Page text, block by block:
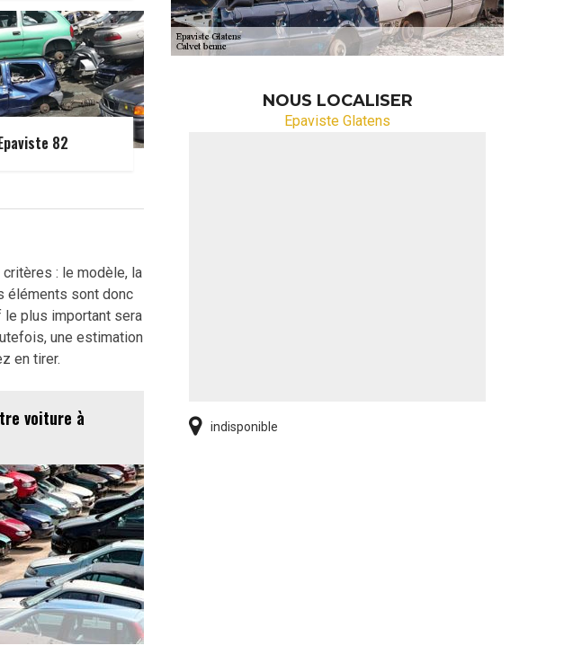
82
: le modèle, la
éléments sont donc
le plus important sera
une estimation
en tirer.
voiture à
NOUS LOCALISER
Epaviste Glatens
indisponible